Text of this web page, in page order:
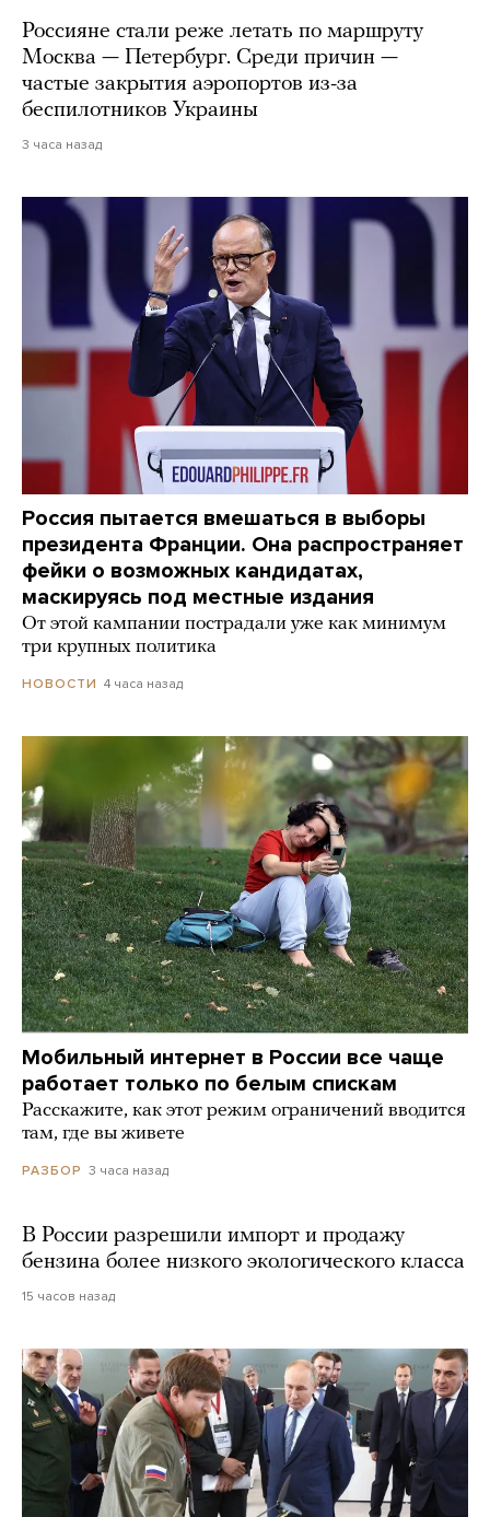
Россияне стали реже летать по маршруту
Москва — Петербург. Среди причин —
частые закрытия аэропортов из-за
беспилотников Украины
3 часа назад
Россия пытается вмешаться в выборы
президента Франции. Она распространяет
фейки о возможных кандидатах,
маскируясь под местные издания
От этой кампании пострадали уже как минимум
три крупных политика
НОВОСТИ 4 часа назад
Мобильный интернет в России все чаще
работает только по белым спискам
Расскажите, как этот режим ограничений вводится
там, где вы живете
РАЗБОР 3 часа назад
В России разрешили импорт и продажу
бензина более низкого экологического класса
15 часов назад